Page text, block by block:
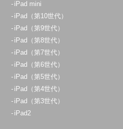
iPad mini
iPad（第10世代）
iPad（第9世代）
iPad（第8世代）
iPad（第7世代）
iPad（第6世代）
iPad（第5世代）
iPad（第4世代）
iPad（第3世代）
iPad2